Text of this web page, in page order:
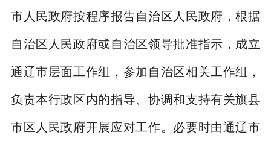
市人民政府按程序报告自治区人民政府，根据
自治区人民政府或自治区领导批准指示，成立
通辽市层面工作组，参加自治区相关工作组，
负责本行政区内的指导、协调和支持有关旗县
市区人民政府开展应对工作。必要时由通辽市